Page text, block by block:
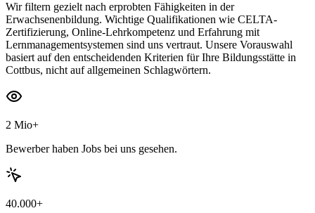
Wir filtern gezielt nach erprobten Fähigkeiten in der
Erwachsenenbildung. Wichtige Qualifikationen wie CELTA-
Zertifizierung, Online-Lehrkompetenz und Erfahrung mit
Lernmanagementsystemen sind uns vertraut. Unsere Vorauswahl
basiert auf den entscheidenden Kriterien für Ihre Bildungsstätte in
Cottbus, nicht auf allgemeinen Schlagwörtern.
2 Mio+
Bewerber haben Jobs bei uns gesehen.
40.000+